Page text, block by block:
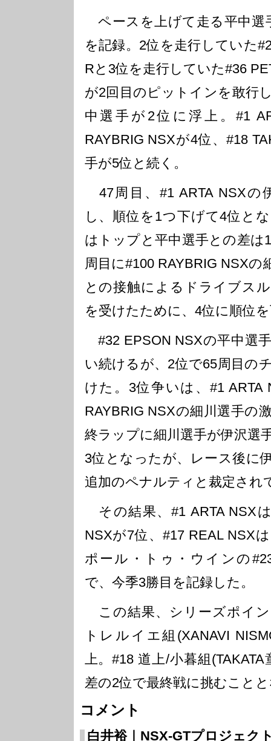
ペースを上げて走る平中選
を記録。2位を走行していた
Rと3位を走行していた#36
が2回目のピットインを敢行
中選手が2位に浮上。#1
RAYBRIG NSXが4位、#18
手が5位と続く。
47周目、#1 ARTA NSXの
し、順位を1つ下げて4位と
はトップと平中選手との差は
周目に#100 RAYBRIG NSXの
との接触によるドライブス
を受けたために、4位に順位
#32 EPSON NSXの平中選
い続けるが、2位で65周目の
けた。3位争いは、#1 ARTA
RAYBRIG NSXの細川選手の
終ラップに細川選手が伊沢選
3位となったが、レース後に
追加のペナルティと裁定され
その結果、#1 ARTA NSX
NSXが7位、#17 REAL NSX
ポール・トゥ・ウインの
で、今季3勝目を記録した。
この結果、シリーズポイ
トレルイエ組(XANAVI
上。#18 道上/小暮組
差の2位で最終戦に挑むこと
コメント
白井裕｜NSX-GTプロジェク